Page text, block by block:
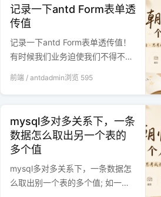
记录一下antd Form表单透
传值
记录一下antd Form表单透传值！
有时候我们业务迫使我们不得不封
前端 / antdadmin浏览 595
mysql多对多关系下，一条
数据怎么取出另一个表的
多个值
mysql多对多关系下，一条数据怎
么取出别一个表的多个值; 如一个